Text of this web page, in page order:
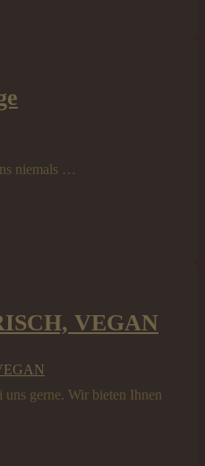
niemals …
VEGAN
uns gerne. Wir bieten Ihnen